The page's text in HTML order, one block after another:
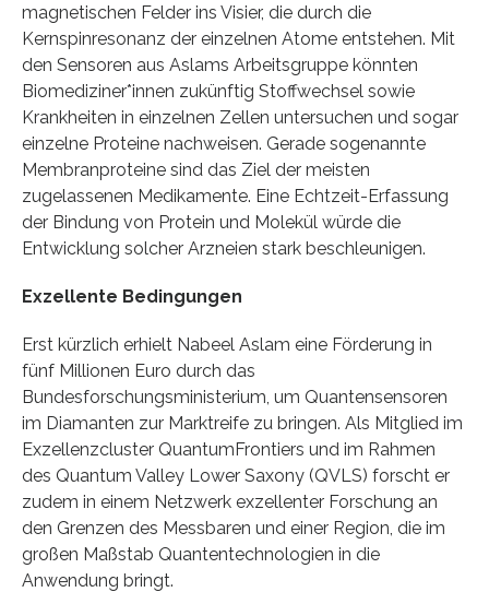
magnetischen Felder ins Visier, die durch die
Kernspinresonanz der einzelnen Atome entstehen. Mit
den Sensoren aus Aslams Arbeitsgruppe könnten
Biomediziner*innen zukünftig Stoffwechsel sowie
Krankheiten in einzelnen Zellen untersuchen und sogar
einzelne Proteine nachweisen. Gerade sogenannte
Membranproteine sind das Ziel der meisten
zugelassenen Medikamente. Eine Echtzeit-Erfassung
der Bindung von Protein und Molekül würde die
Entwicklung solcher Arzneien stark beschleunigen.
Exzellente Bedingungen
Erst kürzlich erhielt Nabeel Aslam eine Förderung in
fünf Millionen Euro durch das
Bundesforschungsministerium, um Quantensensoren
im Diamanten zur Marktreife zu bringen. Als Mitglied im
Exzellenzcluster QuantumFrontiers und im Rahmen
des Quantum Valley Lower Saxony (QVLS) forscht er
zudem in einem Netzwerk exzellenter Forschung an
den Grenzen des Messbaren und einer Region, die im
großen Maßstab Quantentechnologien in die
Anwendung bringt.